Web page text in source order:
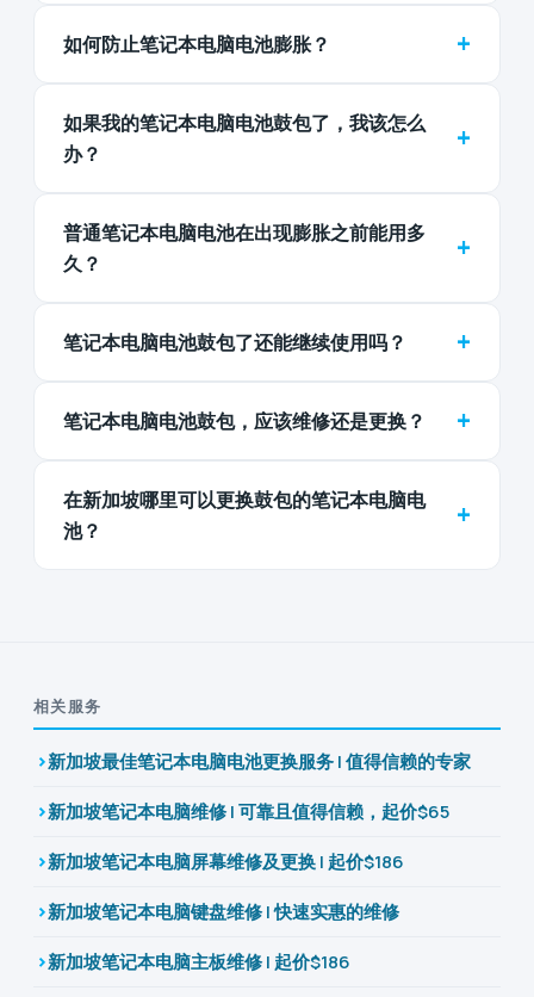
如何防止笔记本电脑电池膨胀？ +
如果我的笔记本电脑电池鼓包了，我该怎么
办？
+
普通笔记本电脑电池在出现膨胀之前能用多
久？
+
笔记本电脑电池鼓包了还能继续使用吗？ +
笔记本电脑电池鼓包，应该维修还是更换？ +
在新加坡哪里可以更换鼓包的笔记本电脑电
池？
+
相关服务
新加坡最佳笔记本电脑电池更换服务 | 值得信赖的专家
新加坡笔记本电脑维修 | 可靠且值得信赖，起价$65
新加坡笔记本电脑屏幕维修及更换 | 起价$186
新加坡笔记本电脑键盘维修 | 快速实惠的维修
新加坡笔记本电脑主板维修 | 起价$186